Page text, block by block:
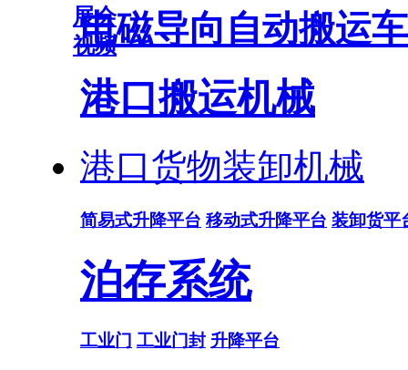
展会
视频
电磁导向自动搬运车
港口搬运机械
港口货物装卸机械
简易式升降平台 移动式升降平台 装卸货平
泊存系统
工业门 工业门封 升降平台